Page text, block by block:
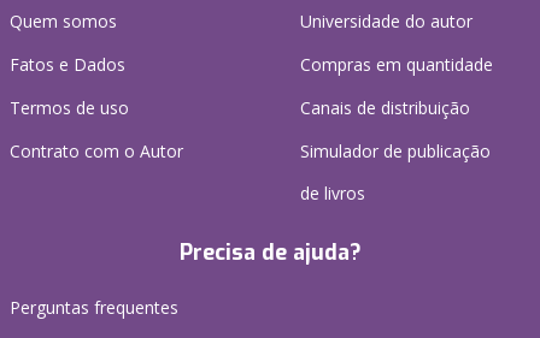
Quem somos
Fatos e Dados
Termos de uso
Contrato com o Autor
Universidade do autor
Compras em quantidade
Canais de distribuição
Simulador de publicação
de livros
Precisa de ajuda?
Perguntas frequentes